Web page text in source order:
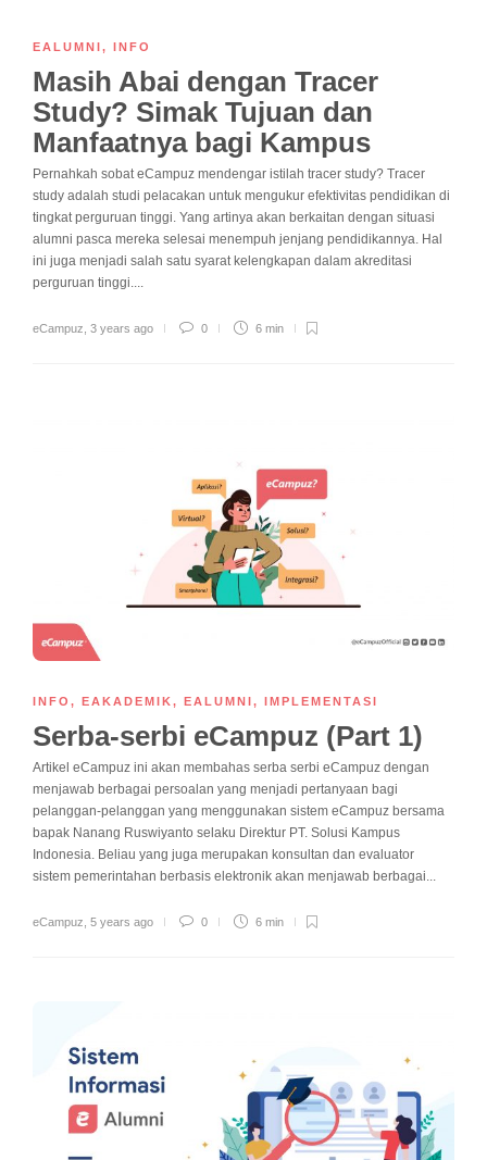
EALUMNI, INFO
Masih Abai dengan Tracer
Study? Simak Tujuan dan
Manfaatnya bagi Kampus
Pernahkah sobat eCampuz mendengar istilah tracer study? Tracer
study adalah studi pelacakan untuk mengukur efektivitas pendidikan di
tingkat perguruan tinggi. Yang artinya akan berkaitan dengan situasi
alumni pasca mereka selesai menempuh jenjang pendidikannya. Hal
ini juga menjadi salah satu syarat kelengkapan dalam akreditasi
perguruan tinggi....
eCampuz 3 years ago 0 6 min
INFO , EAKADEMIK, EALUMNI, IMPLEMENTASI
Serba-serbi eCampuz (Part 1)
Artikel eCampuz ini akan membahas serba serbi eCampuz dengan
menjawab berbagai persoalan yang menjadi pertanyaan bagi
pelanggan-pelanggan yang menggunakan sistem eCampuz bersama
bapak Nanang Ruswiyanto selaku Direktur PT. Solusi Kampus
Indonesia. Beliau yang juga merupakan konsultan dan evaluator
sistem pemerintahan berbasis elektronik akan menjawab berbagai...
eCampuz 5 years ago 0 6 min